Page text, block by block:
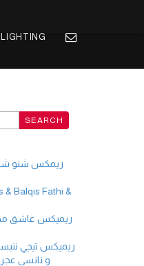
LIGHTING
ريمكس شنو شنو
& Balqis Fathi &
ريميكس عاشق
ريميكس تيجي
و نانسي